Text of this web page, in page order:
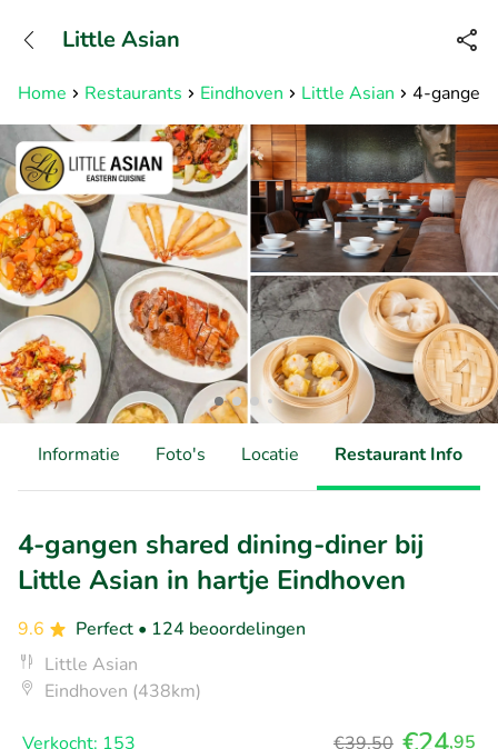
Bereikbaar tot 23:00 uur
Home Restaurants Eindhoven Little Asian 4-gangen
Little Asian
Informatie Foto's Locatie Restaurant Info
4-gangen shared dining-diner bij
Little Asian in hartje Eindhoven
9.6 Perfect • 124 beoordelingen
Little Asian
Eindhoven (438km)
Verkocht: 153 €39,50 ,95